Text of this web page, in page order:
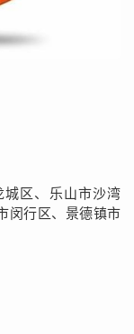
城区、乐山市沙湾
闵行区、景德镇市